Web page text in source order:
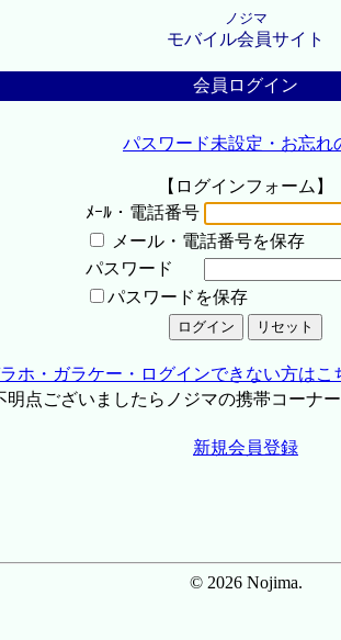
ノジマ
モバイル会員サイト
会員ログイン
パスワード未設定・お忘れ
【ログインフォーム】
ﾒｰﾙ・電話番号
メール・電話番号を保存
パスワード
パスワードを保存
ホ・ガラケー・ログインできない方はこ
点ございましたらノジマの携帯コーナー
新規会員登録
© 2026 Nojima.